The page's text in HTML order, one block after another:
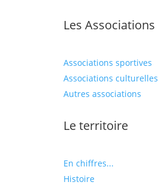
Les Associations
Associations sportives
Associations culturelles
Autres associations
Le territoire
En chiffres...
Histoire